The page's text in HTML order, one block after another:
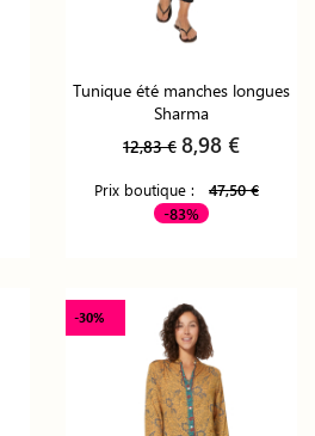
Tunique été manches longues
Sharma
12,83 € 8,98 €
Prix boutique :
47,50 €
-83%
-30%